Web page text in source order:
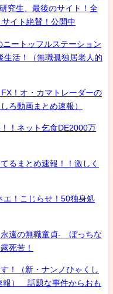
究生、最後のサイト！全
イト絶賛！公開中
ートッフルステーション
生活！（無職孤独居老人的
！オ・カマトレーダーの
ろ動画まとめ速報）
！ネット乞食DE2000万
るまとめ速報！！激しく
エ！こじらせ！50独身処
遠の無職童貞- ぼっちな
死苦！
！（新・ナンノひゃくし
報） 話題な事件からおも